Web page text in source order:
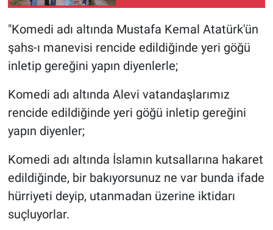
"Komedi adı altında Mustafa Kemal Atatürk'ün
şahs-ı manevisi rencide edildiğinde yeri göğü
inletip gereğini yapın diyenlerle;
Komedi adı altında Alevi vatandaşlarımız
rencide edildiğinde yeri göğü inletip gereğini
yapın diyenler;
Komedi adı altında İslamın kutsallarına hakaret
edildiğinde, bir bakıyorsunuz ne var bunda ifade
hürriyeti deyip, utanmadan üzerine iktidarı
suçluyorlar.